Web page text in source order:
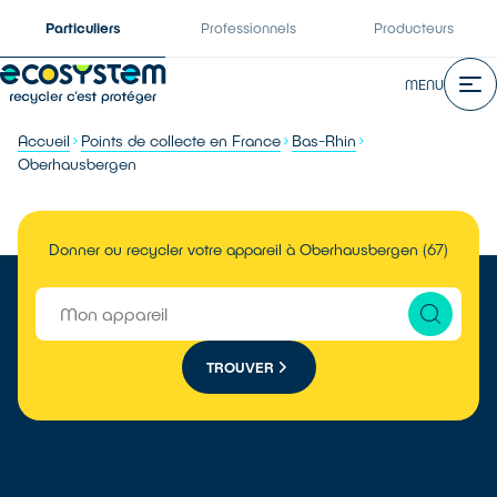
Particuliers Professionnels Producteurs
MENU
Accueil Points de collecte en France
Bas-Rhin
Oberhausbergen
Donner ou recycler votre appareil à Oberhausbergen (67)
TROUVER